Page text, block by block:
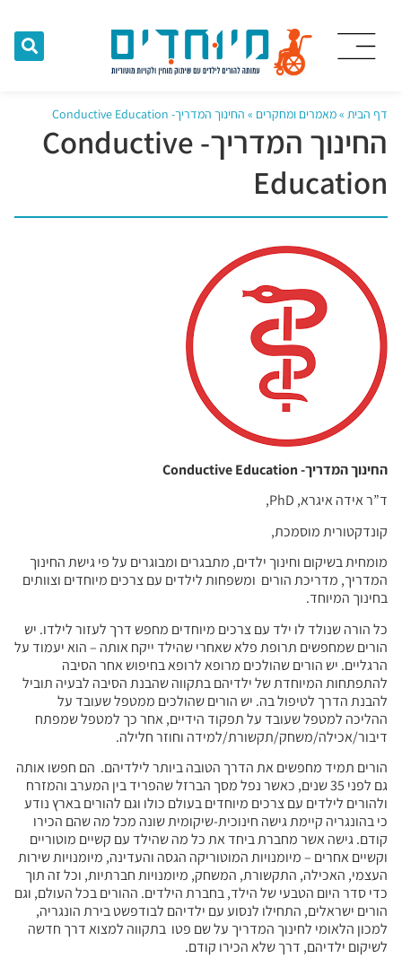
דף הבית »מאמרים ומחקרים » החינוך המדריך- Conductive Education
החינוך המדריך- Conductive
Education
החינוך המדריך-Conductive Education
ד”ר אידה איגרא, PhD,
קונדקטורית מוסמכת,
מומחית בשיקום וחינוך ילדים, מתבגרים ומבוגרים על פי גישת החינוך
המדריך, מדריכת הורים ומשפחות לילדים עם צרכים מיוחדים וצוותים
בחינוך המיוחד.
כל הורה שנולד לו ילד עם צרכים מיוחדים מחפש דרך לעזור לילדו. יש
הורים שמחפשים תרופת פלא שאחרי שהילד ייקח אותה – הוא יעמוד על
הרגליים. יש הורים שהולכים מרופא לרופא בחיפוש אחר הסיבה
להתפתחות המיוחדת של ילדיהם בתקווה שהבנת הסיבה לבעיה תוביל
להבנת הדרך לטיפול בה. יש הורים שהולכים ממטפל שעובד על
ההליכה למטפל שעובד על תפקוד הידיים, אחר כך למטפל שמפתח
דיבור/אכילה/משחק/תקשורת/למידה וחוזר חלילה.
הורים תמיד מחפשים את הדרך הטובה ביותר לילדיהם. הם חפשו אותה
גם לפני 35 שנים, כאשר נפל מסך הברזל שהפריד בין המערב והמזרח
ולהורים לילדים עם צרכים מיוחדים בעולם כולו וגם להורים בארץ נודע
כי בהונגריה קיימת גישה חינוכית-שיקומית שונה מכל מה שהם הכירו
קודם. גישה אשר מחברת ביחד את כל מה שהילד עם קשיים מוטוריים
וקשיים אחרים – מיומנויות המוטוריקה הגסה והעדינה, מיומנויות שירות
העצמי, האכילה, התקשורת, המשחק, מיומנויות חברתיות, וכל זה תוך
כדי סדר היום הטבעי של הילד, בחברת הילדים. ההורים בכל העולם, וגם
הורים ישראלים, התחילו לנסוע עם ילדיהם לבודפשט בירת הונגריה,
למכון הלאומי לחינוך המדריך על שם פטו בתקווה למצוא דרך חדשה
לשיקום ילדיהם, דרך שלא הכירו קודם.